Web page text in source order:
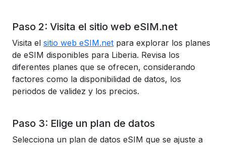
Paso 2: Visita el sitio web eSIM.net
Visita el sitio web eSIM.net para explorar los planes
de eSIM disponibles para Liberia. Revisa los
diferentes planes que se ofrecen, considerando
factores como la disponibilidad de datos, los
periodos de validez y los precios.
Paso 3: Elige un plan de datos
Selecciona un plan de datos eSIM que se ajuste a